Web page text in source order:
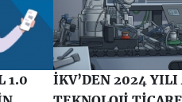
1.0
İKV’DEN 2024 YILI